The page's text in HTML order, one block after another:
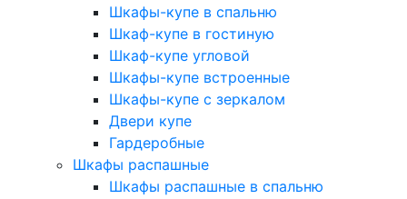
Шкафы-купе в спальню
Шкаф-купе в гостиную
Шкаф-купе угловой
Шкафы-купе встроенные
Шкафы-купе с зеркалом
Двери купе
Гардеробные
Шкафы распашные
Шкафы распашные в спальню